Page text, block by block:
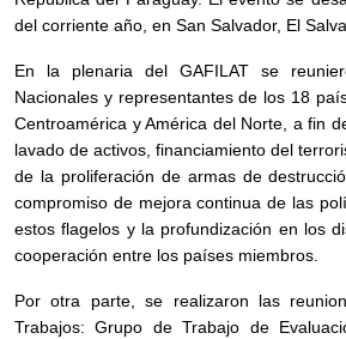
del corriente año, en San Salvador, El
En la plenaria del GAFILAT se
Nacionales y representantes de los 18
Centroamérica y América del Norte, a fin
lavado de activos, financiamiento del
de la proliferación de armas de
compromiso de mejora continua de las
estos flagelos y la profundización en los
cooperación entre los países miembros.
Por otra parte, se realizaron las
Trabajos: Grupo de Trabajo de